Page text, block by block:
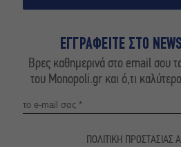
ΕΓΓΡΑΦΕΙΤΕ ΣΤΟ
Βρες καθημερινά στο email σου
του Monopoli.gr και ό,τι
ΠΟΛΙΤΙΚΗ ΠΡΟΣΤΑΣΙΑΣ